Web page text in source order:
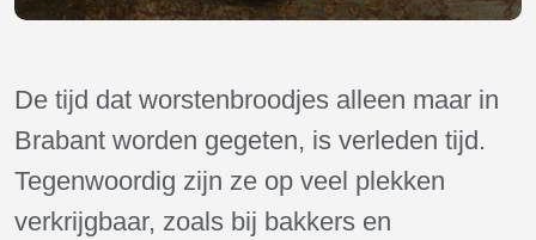
De tijd dat worstenbroodjes alleen maar in
Brabant worden gegeten, is verleden tijd.
Tegenwoordig zijn ze op veel plekken
verkrijgbaar, zoals bij bakkers en